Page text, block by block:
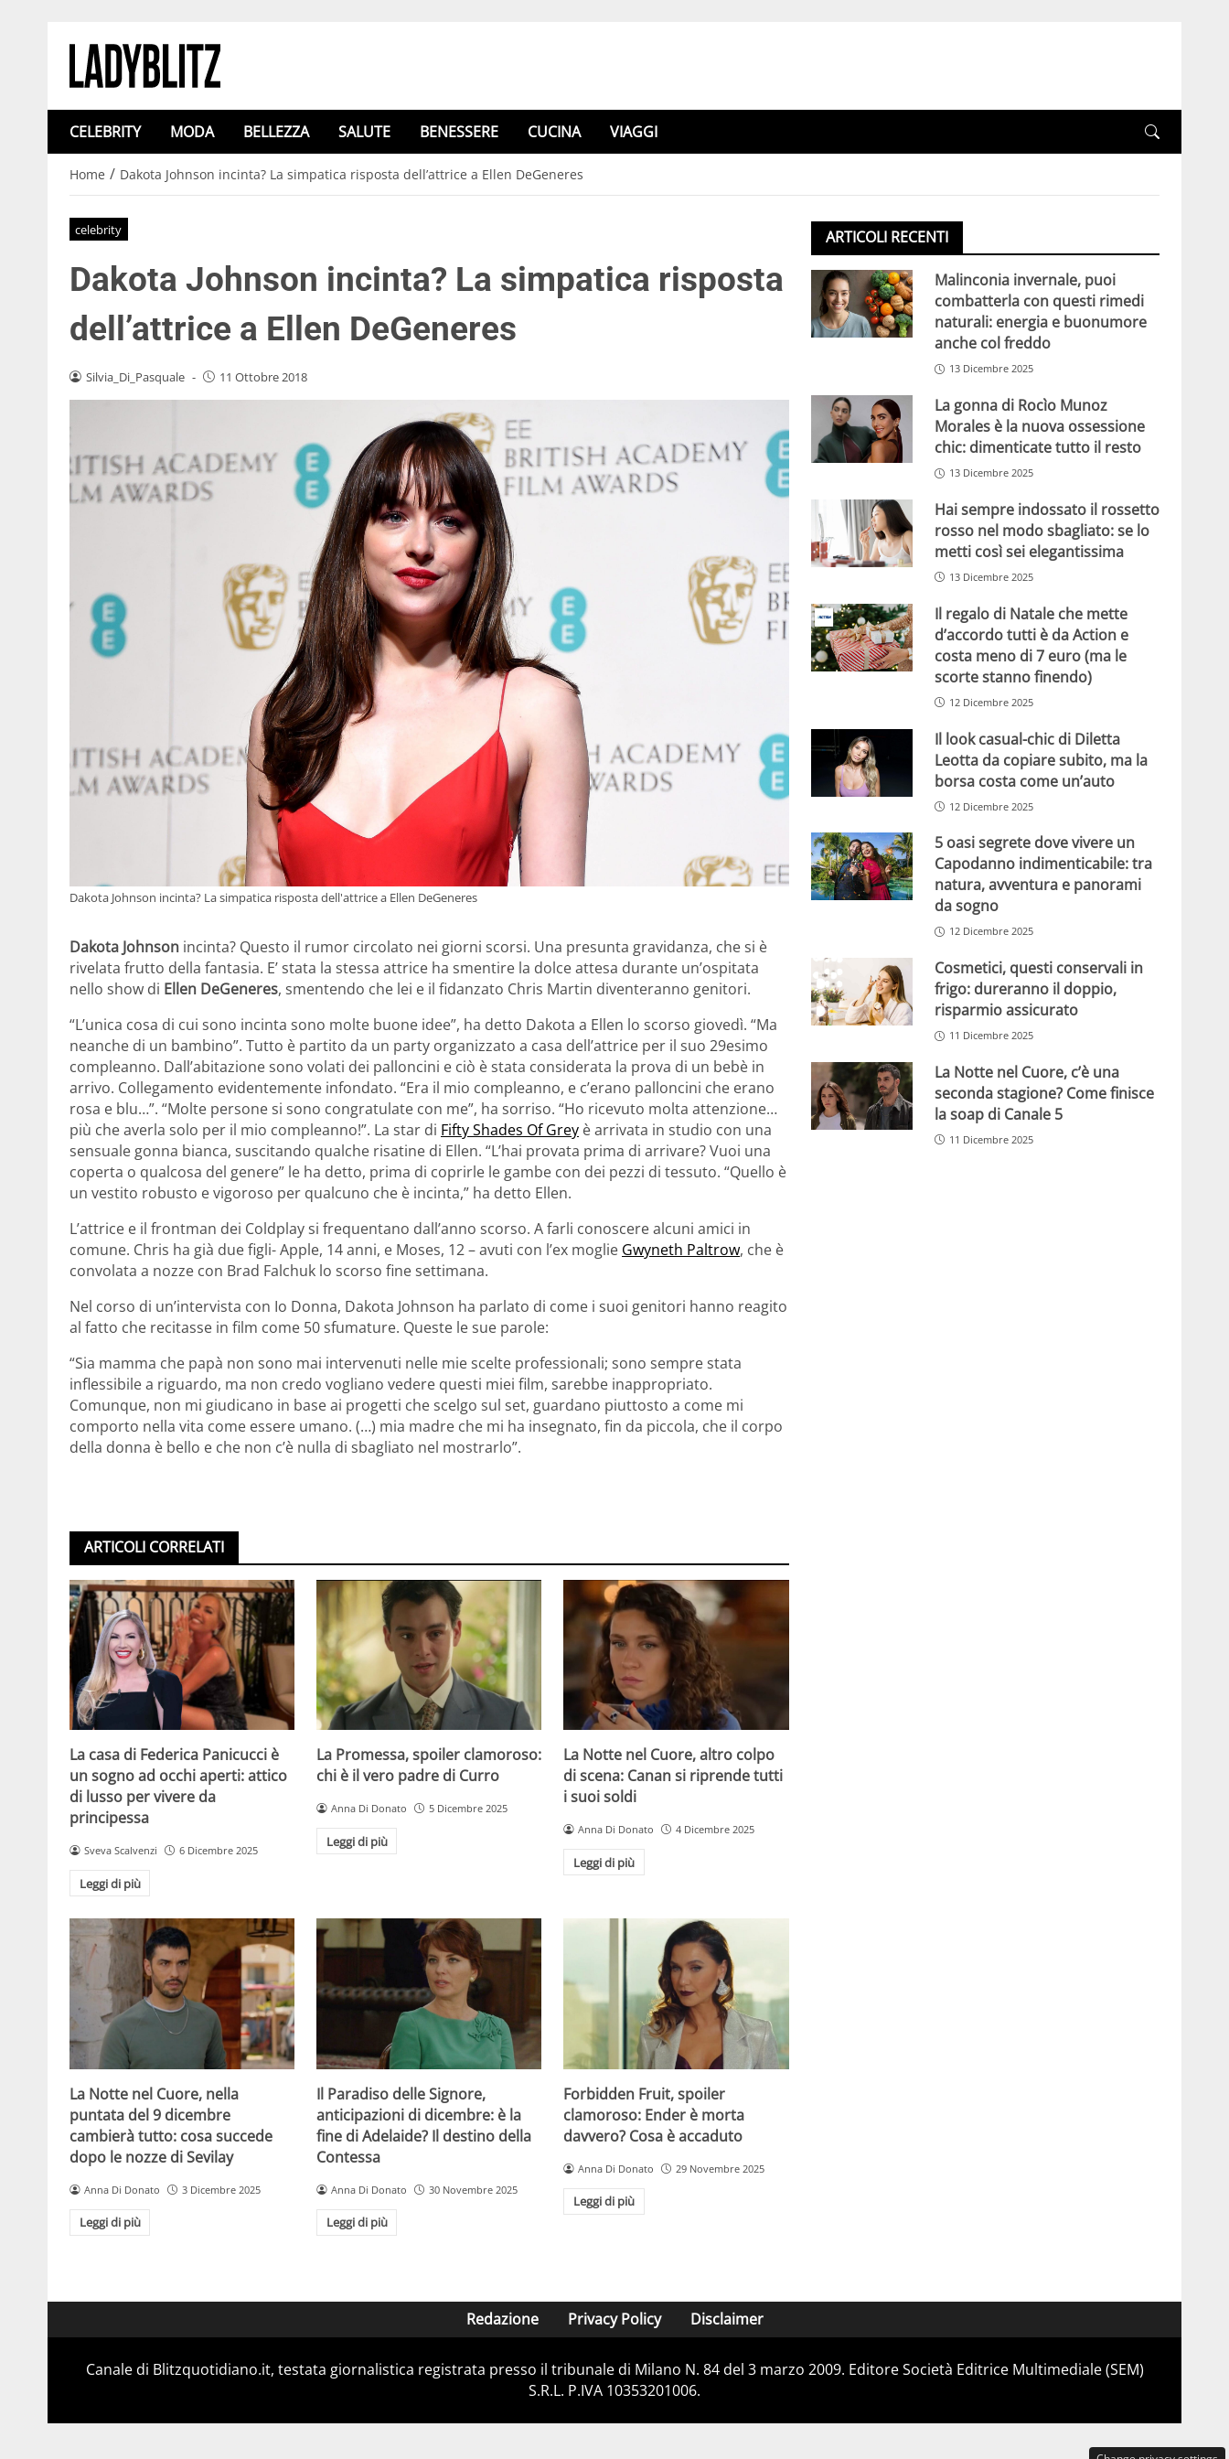
CELEBRITY MODA BELLEZZA SALUTE BENESSERE CUCINA VIAGGI
Home / Dakota Johnson incinta? La simpatica risposta dell’attrice a Ellen DeGeneres
celebrity
Dakota Johnson incinta? La simpatica risposta
dell’attrice a Ellen DeGeneres
Silvia_Di_Pasquale - 11 Ottobre 2018
Dakota Johnson incinta? La simpatica risposta dell'attrice a Ellen DeGeneres
Dakota Johnson incinta? Questo il rumor circolato nei giorni scorsi. Una presunta gravidanza, che si è
rivelata frutto della fantasia. E’ stata la stessa attrice ha smentire la dolce attesa durante un’ospitata
nello show di Ellen DeGeneres, smentendo che lei e il fidanzato Chris Martin diventeranno genitori.
“L’unica cosa di cui sono incinta sono molte buone idee”, ha detto Dakota a Ellen lo scorso giovedì. “Ma
neanche di un bambino”. Tutto è partito da un party organizzato a casa dell’attrice per il suo 29esimo
compleanno. Dall’abitazione sono volati dei palloncini e ciò è stata considerata la prova di un bebè in
arrivo. Collegamento evidentemente infondato. “Era il mio compleanno, e c’erano palloncini che erano
rosa e blu…”. “Molte persone si sono congratulate con me”, ha sorriso. “Ho ricevuto molta attenzione…
più che averla solo per il mio compleanno!”. La star di Fifty Shades Of Grey è arrivata in studio con una
sensuale gonna bianca, suscitando qualche risatine di Ellen. “L’hai provata prima di arrivare? Vuoi una
coperta o qualcosa del genere” le ha detto, prima di coprirle le gambe con dei pezzi di tessuto. “Quello è
un vestito robusto e vigoroso per qualcuno che è incinta,” ha detto Ellen.
L’attrice e il frontman dei Coldplay si frequentano dall’anno scorso. A farli conoscere alcuni amici in
comune. Chris ha già due figli- Apple, 14 anni, e Moses, 12 – avuti con l’ex moglie Gwyneth Paltrow, che è
convolata a nozze con Brad Falchuk lo scorso fine settimana.
Nel corso di un’intervista con Io Donna, Dakota Johnson ha parlato di come i suoi genitori hanno reagito
al fatto che recitasse in film come 50 sfumature. Queste le sue parole:
“Sia mamma che papà non sono mai intervenuti nelle mie scelte professionali; sono sempre stata
inflessibile a riguardo, ma non credo vogliano vedere questi miei film, sarebbe inappropriato.
Comunque, non mi giudicano in base ai progetti che scelgo sul set, guardano piuttosto a come mi
comporto nella vita come essere umano. (…) mia madre che mi ha insegnato, fin da piccola, che il corpo
della donna è bello e che non c’è nulla di sbagliato nel mostrarlo”.
ARTICOLI CORRELATI
La casa di Federica Panicucci è
un sogno ad occhi aperti: attico
di lusso per vivere da
principessa
Sveva Scalvenzi 6 Dicembre 2025
Leggi di più
La Promessa, spoiler clamoroso:
chi è il vero padre di Curro
Anna Di Donato 5 Dicembre 2025
Leggi di più
La Notte nel Cuore, altro colpo
di scena: Canan si riprende tutti
i suoi soldi
Anna Di Donato 4 Dicembre 2025
Leggi di più
La Notte nel Cuore, nella
puntata del 9 dicembre
cambierà tutto: cosa succede
dopo le nozze di Sevilay
Anna Di Donato 3 Dicembre 2025
Leggi di più
Il Paradiso delle Signore,
anticipazioni di dicembre: è la
fine di Adelaide? Il destino della
Contessa
Anna Di Donato 30 Novembre 2025
Leggi di più
Forbidden Fruit, spoiler
clamoroso: Ender è morta
davvero? Cosa è accaduto
Anna Di Donato 29 Novembre 2025
Leggi di più
ARTICOLI RECENTI
Malinconia invernale, puoi
combatterla con questi rimedi
naturali: energia e buonumore
anche col freddo
13 Dicembre 2025
La gonna di Rocìo Munoz
Morales è la nuova ossessione
chic: dimenticate tutto il resto
13 Dicembre 2025
Hai sempre indossato il rossetto
rosso nel modo sbagliato: se lo
metti così sei elegantissima
13 Dicembre 2025
Il regalo di Natale che mette
d’accordo tutti è da Action e
costa meno di 7 euro (ma le
scorte stanno finendo)
12 Dicembre 2025
Il look casual-chic di Diletta
Leotta da copiare subito, ma la
borsa costa come un’auto
12 Dicembre 2025
5 oasi segrete dove vivere un
Capodanno indimenticabile: tra
natura, avventura e panorami
da sogno
12 Dicembre 2025
Cosmetici, questi conservali in
frigo: dureranno il doppio,
risparmio assicurato
11 Dicembre 2025
La Notte nel Cuore, c’è una
seconda stagione? Come finisce
la soap di Canale 5
11 Dicembre 2025
Redazione Privacy Policy Disclaimer
Canale di Blitzquotidiano.it, testata giornalistica registrata presso il tribunale di Milano N. 84 del 3 marzo 2009. Editore Società Editrice Multimediale (SEM)
S.R.L. P.IVA 10353201006.